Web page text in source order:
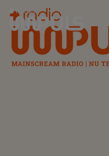
Radio Impuls